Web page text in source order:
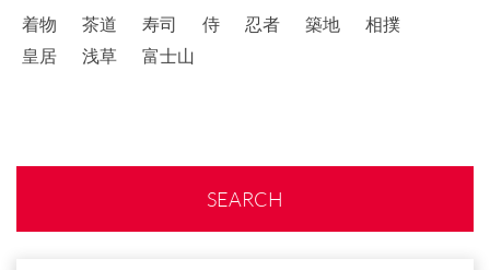
着物 茶道 寿司 侍 忍者 築地
相撲
皇居
浅草 富士山
SEARCH